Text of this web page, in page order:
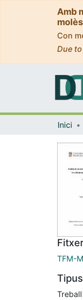
Amb
Con
Due
Inici
TFM-